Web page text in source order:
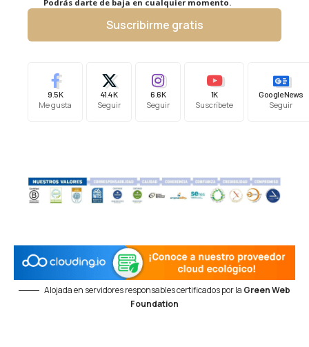
Podrás darte de baja en cualquier momento.
Suscribirme gratis
9.5K
Me gusta
41.4K
Seguir
6.6K
Seguir
1K
Suscríbete
Google News
Seguir
Alojada en servidores responsables certificados por la Green Web
Foundation